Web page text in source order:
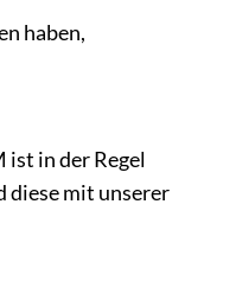
haben,
ist in der Regel
diese mit unserer